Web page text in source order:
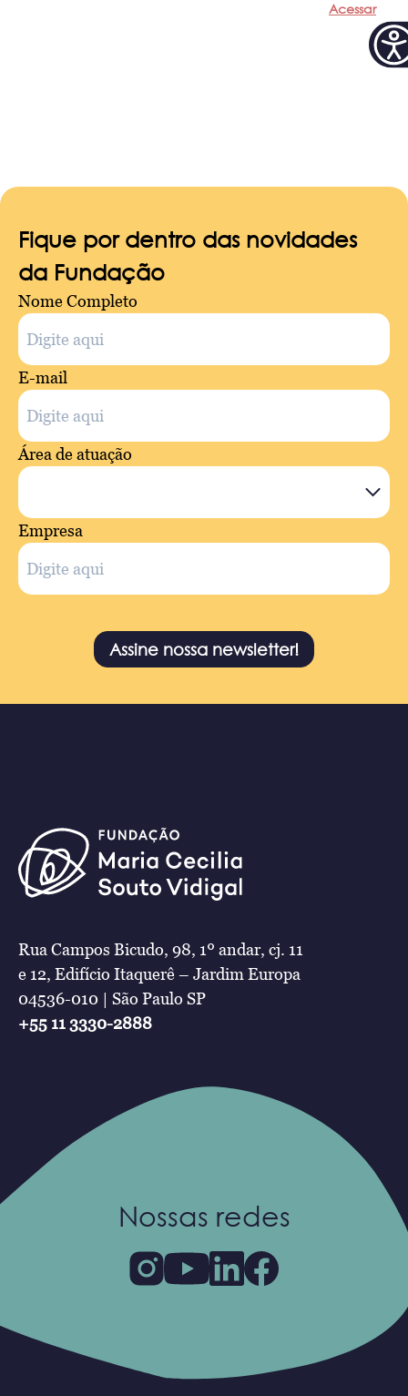
Acessar
Fique por dentro das novidades
da Fundação
Nome Completo
E-mail
Área de atuação
Empresa
Assine nossa newsletter!
Rua Campos Bicudo, 98, 1º andar, cj. 11
e 12, Edifício Itaquerê – Jardim Europa
04536-010 | São Paulo SP
+55 11 3330-2888
Nossas redes